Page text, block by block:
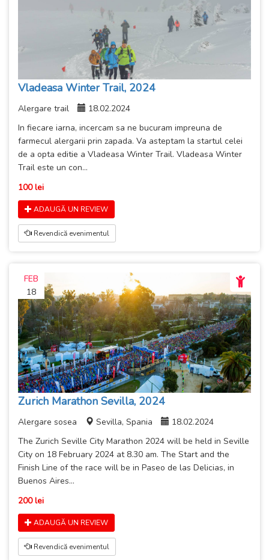
Vladeasa Winter Trail, 2024
Alergare trail
18.02.2024
In fiecare iarna, incercam sa ne bucuram impreuna de
farmecul alergarii prin zapada. Va asteptam la startul celei
de a opta editie a Vladeasa Winter Trail. Vladeasa Winter
Trail este un con...
100 lei
ADAUGĂ UN REVIEW
Revendică evenimentul
FEB
18
Zurich Marathon Sevilla, 2024
Alergare sosea Sevilla, Spania
18.02.2024
The Zurich Seville City Marathon 2024 will be held in Seville
City on 18 February 2024 at 8.30 am. The Start and the
Finish Line of the race will be in Paseo de las Delicias, in
Buenos Aires...
200 lei
ADAUGĂ UN REVIEW
Revendică evenimentul